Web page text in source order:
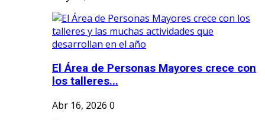
El Área de Personas Mayores crece con
los talleres...
Abr 16, 2026 0